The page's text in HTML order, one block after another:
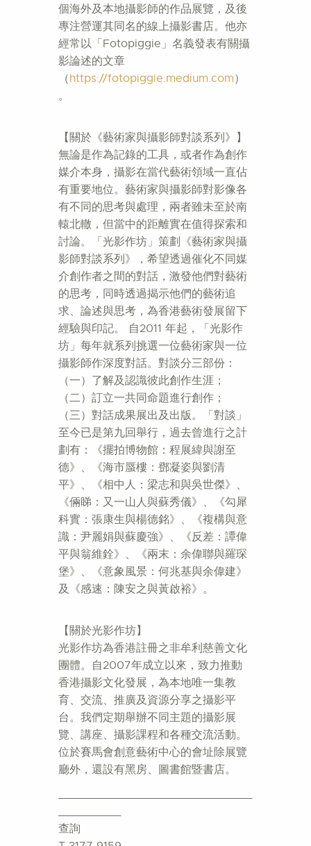
個海外及本地攝影師的作品展覽，及後
專注營運其同名的線上攝影書店。他亦
經常以「Fotopiggie」名義發表有關攝
影論述的文章
（https://fotopiggie.medium.com）
。
【關於《藝術家與攝影師對談系列》】
無論是作為記錄的工具，或者作為創作
媒介本身，攝影在當代藝術領域一直佔
有重要地位。藝術家與攝影師對影像各
有不同的思考與處理，兩者雖未至於南
轅北轍，但當中的距離實在值得探索和
討論。「光影作坊」策劃《藝術家與攝
影師對談系列》，希望透過催化不同媒
介創作者之間的對話，激發他們對藝術
的思考，同時透過揭示他們的藝術追
求、論述與思考，為香港藝術發展留下
經驗與印記。 自2011 年起，「光影作
坊」每年就系列挑選一位藝術家與一位
攝影師作深度對話。對談分三部份：
（一）了解及認識彼此創作生涯；
（二）訂立一共同命題進行創作；
（三）對話成果展出及出版。「對談」
至今已是第九回舉行，過去曾進行之計
劃有：《擺拍博物館：程展緯與謝至
德》、《海市蜃樓：鄧凝姿與劉清
平》、《相中人：梁志和與吳世傑》、
《倆睇：又一山人與蘇秀儀》、《勾犀
科實：張康生與楊德銘》、《複構與意
識：尹麗娟與蘇慶強》、《反差：譚偉
平與翁維銓》、《兩末：余偉聯與羅琛
堡》、《意象風景：何兆基與余偉建》
及《感速：陳安之與黃啟裕》。
【關於光影作坊】
光影作坊為香港註冊之非牟利慈善文化
團體。自2007年成立以來，致力推動
香港攝影文化發展，為本地唯一集教
育、交流、推廣及資源分享之攝影平
台。我們定期舉辦不同主題的攝影展
覽、講座、攝影課程和各種交流活動。
位於賽馬會創意藝術中心的會址除展覽
廳外，還設有黑房、圖書館暨書店。
查詢